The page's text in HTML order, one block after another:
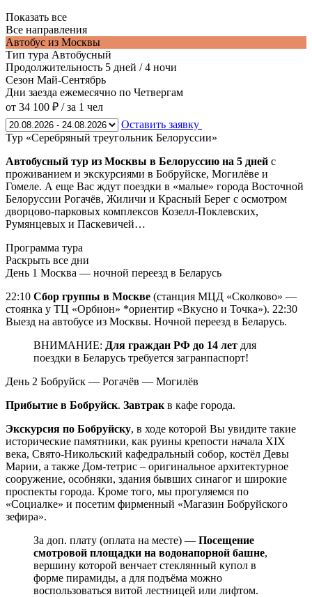
Показать все
Все направления
Автобус из Москвы
Тип тура Автобусный
Продолжительность 5 дней / 4 ночи
Сезон Май-Сентябрь
Дни заезда ежемесячно по Четвергам
от 34 100 ₽ / за 1 чел
Оставить заявку
Тур «Серебряный треугольник Белоруссии»
Автобусный тур из Москвы в Белоруссию на 5 дней с
проживанием и экскурсиями в Бобруйске, Могилёве и
Гомеле. А еще Вас ждут поездки в «малые» города Восточной
Белоруссии Рогачёв, Жиличи и Красный Берег с осмотром
дворцово-парковых комплексов Козелл-Поклевских,
Румянцевых и Паскевичей…
Программа тура
Раскрыть все дни
День 1 Москва — ночной переезд в Беларусь
22:10 Сбор группы в Москве (станция МЦД «Сколково» —
стоянка у ТЦ «Орбион» *ориентир «Вкусно и Точка»). 22:30
Выезд на автобусе из Москвы. Ночной переезд в Беларусь.
ВНИМАНИЕ: Для граждан РФ до 14 лет для
поездки в Беларусь требуется загранпаспорт!
День 2 Бобруйск — Рогачёв — Могилёв
Прибытие в Бобруйск. Завтрак в кафе города.
Экскурсия по Бобруйску, в ходе которой Вы увидите такие
исторические памятники, как руины крепости начала XIX
века, Свято-Никольский кафедральный собор, костёл Девы
Марии, а также Дом-тетрис – оригинальное архитектурное
сооружение, особняки, здания бывших синагог и широкие
проспекты города. Кроме того, мы прогуляемся по
«Социалке» и посетим фирменный «Магазин Бобруйского
зефира».
За доп. плату (оплата на месте) — Посещение
смотровой площадки на водонапорной башне,
вершину которой венчает стеклянный купол в
форме пирамиды, а для подъёма можно
воспользоваться витой лестницей или лифтом.